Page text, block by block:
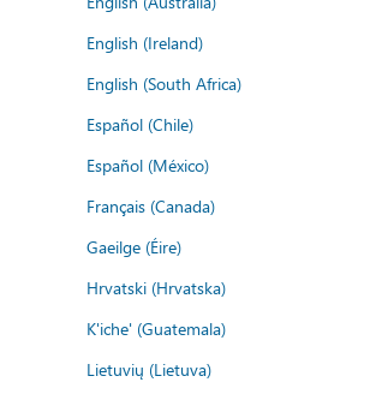
English (Ireland)
English (South Africa)
Español (Chile)
Español (México)
Français (Canada)
Gaeilge (Éire)
Hrvatski (Hrvatska)
K'iche' (Guatemala)
Lietuvių (Lietuva)